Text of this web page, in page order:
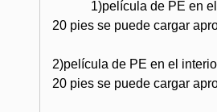
1)película de PE en
20 pies se puede cargar
2)película de PE en el
20 pies se puede cargar